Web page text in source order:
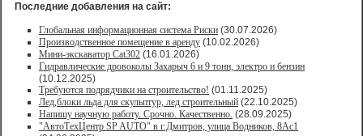
Последние добавления на сайт:
Глобальная информационная система Риски (30.07.2026)
Производственное помещение в аренду (10.02.2026)
Мини-экскаватор Cat302 (16.01.2026)
Гидравлические дровоколы Захарыч 6 и 9 тонн, электро и бензин
(10.12.2025)
Требуются подрядчики на строительство! (01.11.2025)
Лед,блоки льда для скульптур, лед строительный (22.10.2025)
Напишу научную работу. Срочно. Качественно. (28.09.2025)
"АвтоТехЦентр SP AUTO" в г.Дмитров, улица Водников, 8Ас1